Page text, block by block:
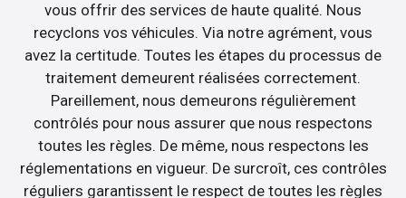
vous offrir des services de haute qualité. Nous
recyclons vos véhicules. Via notre agrément, vous
avez la certitude. Toutes les étapes du processus de
traitement demeurent réalisées correctement.
Pareillement, nous demeurons régulièrement
contrôlés pour nous assurer que nous respectons
toutes les règles. De même, nous respectons les
réglementations en vigueur. De surcroît, ces contrôles
réguliers garantissent le respect de toutes les règles